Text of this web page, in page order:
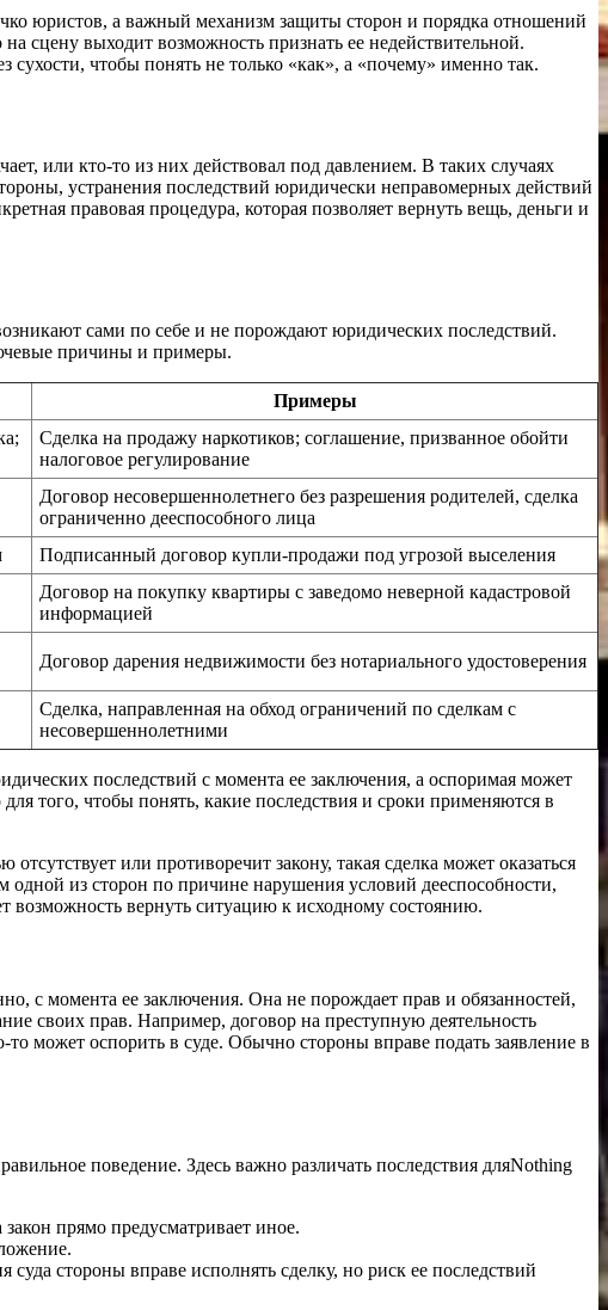
юристов, а важный механизм защиты сторон и порядка отношений
сцену выходит возможность признать ее недействительной.
сухости, чтобы понять не только «как», а «почему» именно так.
или кто-то из них действовал под давлением. В таких случаях
устранения последствий юридически неправомерных действий
правовая процедура, которая позволяет вернуть вещь, деньги и
сами по себе и не порождают юридических последствий.
причины и примеры.
Примеры
Сделка на продажу наркотиков; соглашение, призванное обойти
налоговое регулирование
Договор несовершеннолетнего без разрешения родителей, сделка
ограниченно дееспособного лица
Подписанный договор купли-продажи под угрозой выселения
Договор на покупку квартиры с заведомо неверной кадастровой
информацией
Договор дарения недвижимости без нотариального удостоверения
Сделка, направленная на обход ограничений по сделкам с
несовершеннолетними
последствий с момента ее заключения, а оспоримая может
того, чтобы понять, какие последствия и сроки применяются в
или противоречит закону, такая сделка может оказаться
одной из сторон по причине нарушения условий дееспособности,
возможность вернуть ситуацию к исходному состоянию.
с момента ее заключения. Она не порождает прав и обязанностей,
своих прав. Например, договор на преступную деятельность
может оспорить в суде. Обычно стороны вправе подать заявление в
поведение. Здесь важно различать последствия дляNothing
прямо предусматривает иное.
стороны вправе исполнять сделку, но риск ее последствий